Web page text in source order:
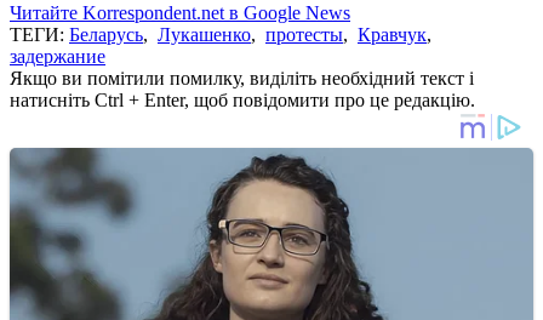
Читайте Korrespondent.net в Google News
ТЕГИ: Беларусь, Лукашенко, протесты, Кравчук,
задержание
Якщо ви помітили помилку, виділіть необхідний текст і
натисніть Ctrl + Enter, щоб повідомити про це редакцію.